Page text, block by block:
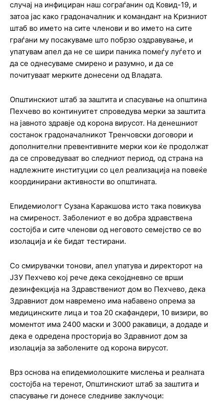
случај на инфициран наш сограѓанин од Ковид-19, и
затоа јас како градоначалник и командант на Кризниот
штаб во името на сите членови и во името на сите
граѓани му посакуваме што побрзо оздравување, и
упатувам апел да не се шири паника помеѓу луѓето и
да се однесуваме смирено и разумно, и да се
почитуваат мерките донесени од Владата.
Општинскиот штаб за заштита и спасување на општина
Пехчево во континуитет спроведува мерки за заштита
на јавното здравје од корона вирусот. На денешниот
состанок градоначалникот Тренчовски договори и
дополнителни превентивните мерки кои ќе продолжат
да се спроведуваат во следниот период, од страна на
надлежните институции со цел реализација на повеќе
координирани активности во општината.
Епидемиологт Сузана Каракшова исто така повикува
на смиреност. Заболениот е во добра здравствена
состојба и сите членови од неговото семејство се во
изолација и ќе бидат тестирани.
Со смирувачки тонови, апел упатува и директорот на
ЈЗУ Пехчево кој рече дека секојдневно се врши
дезинфекција на Здравствениот дом во Пехчево, дека
Здравниот дом навремено има набавено опрема за
медицинските лица и тоа 20 скафандери, 10 визири, во
моментот има 2400 маски и 3000 ракавици, а додаде и
дека е одредена просторија во Здравниот дом за
изолација за заболените од корона вирусот.
Врз основа на епидемиолошките мислења и реалната
состојба на теренот, Општинскиот штаб за заштита и
спасување ги донесе следниве заклучоци: